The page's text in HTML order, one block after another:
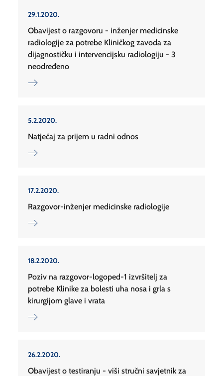
29.1.2020.
Obavijest o razgovoru - inženjer medicinske
radiologije za potrebe Kliničkog zavoda za
dijagnostičku i intervencijsku radiologiju - 3
neodređeno
5.2.2020.
Natječaj za prijem u radni odnos
17.2.2020.
Razgovor-inženjer medicinske radiologije
18.2.2020.
Poziv na razgovor-logoped-1 izvršitelj za
potrebe Klinike za bolesti uha nosa i grla s
kirurgijom glave i vrata
26.2.2020.
Obavijest o testiranju - viši stručni savjetnik za